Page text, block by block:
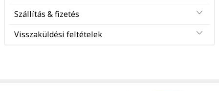
Szállítás & fizetés
Visszaküldési feltételek